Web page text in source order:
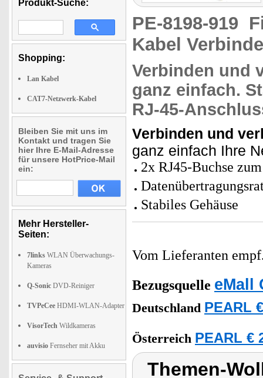
Produkt-Suche:
Shopping:
Lan Kabel
CAT7-Netzwerk-Kabel
Bleiben Sie mit uns im
Kontakt und tragen Sie
hier Ihre E-Mail-Adresse
für unsere HotPrice-Mail
ein:
Mehr Hersteller-
Seiten:
7links WLAN Überwachungs-
Kameras
Q-Sonic DVD-Reiniger
TVPeCee HDMI-WLAN-Adapter
VisorTech Wildkameras
auvisio Fernseher mit Akku
PE-8198-919
Kabel
Verbinden und
ganz einfach.
RJ-45-
Verbinden und
ganz einfach Ihre
2x RJ45-Buchse
Stabiles Gehäuse
Vom Lieferanten
Bezugsquelle eMall
Deutschland PEARL
Österreich PEARL €
Themen-